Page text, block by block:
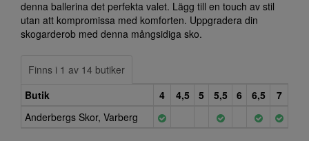
denna ballerina det perfekta valet. Lägg till en touch av stil
utan att kompromissa med komforten. Uppgradera din
skogarderob med denna mångsidiga sko.
Finns i 1 av 14 butiker
Butik
4 4,5 5 5,5 6 6,5
7
Anderbergs Skor, Varberg